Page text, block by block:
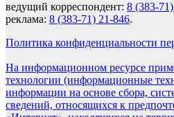
ведущий корреспондент: 8 (383-
реклама: 8 (383-71) 21-846.
Политика конфиденциальности
На информационном ресурсе
технологии (информационные
информации на основе сбора,
сведений, относящихся к